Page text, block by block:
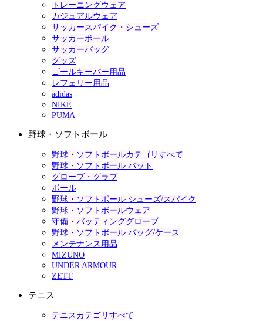
トレーニングウェア
カジュアルウェア
サッカースパイク・シューズ
サッカーボール
サッカーバッグ
グッズ
ゴールキーパー用品
レフェリー用品
adidas
NIKE
PUMA
野球・ソフトボール
野球・ソフトボールカテゴリすべて
野球・ソフトボール バット
グローブ・グラブ
ボール
野球・ソフトボール シューズ/スパイク
野球・ソフトボールウェア
守備・バッティンググローブ
野球・ソフトボール バッグ/ケース
メンテナンス用品
MIZUNO
UNDER ARMOUR
ZETT
テニス
テニスカテゴリすべて